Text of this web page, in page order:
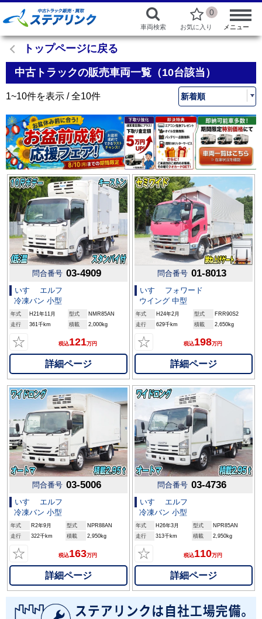
車両検索
0
お気に入り メニュー
トップページに戻る
中古トラックの販売車両一覧（10台該当）
1~10件を表示 / 全10件
問合番号 03-4909
いすゞ エルフ
冷凍バン 小型
年式 H21年11月 型式
NMR85AN
走行
361千km 積載 2,000kg
☆ 税込121万円
詳細ページ
問合番号 01-8013
いすゞ フォワード
ウイング 中型
年式 H24年2月 型式
FRR90S2
走行
629千km 積載 2,650kg
☆ 税込198万円
詳細ページ
問合番号 03-5006
いすゞ エルフ
冷凍バン 小型
年式 R2年9月 型式
NPR88AN
走行
322千km 積載 2,950kg
☆ 税込163万円
詳細ページ
問合番号 03-4736
いすゞ エルフ
冷凍バン 小型
年式 H26年3月 型式
NPR85AN
走行
313千km 積載 2,950kg
☆ 税込110万円
詳細ページ